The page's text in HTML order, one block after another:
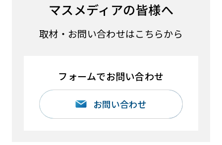
マスメディアの皆様へ
取材・お問い合わせはこちらから
フォームでお問い合わせ
お問い合わせ